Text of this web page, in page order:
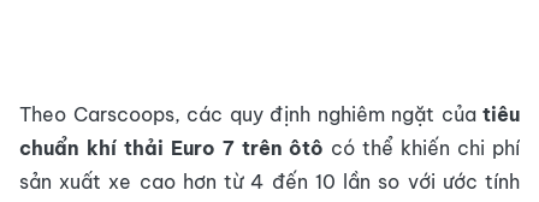
Theo Carscoops, các quy định nghiêm ngặt của tiêu
chuẩn khí thải Euro 7 trên ôtô có thể khiến chi phí
sản xuất xe cao hơn từ 4 đến 10 lần so với ước tính